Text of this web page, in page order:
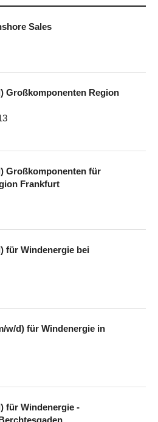
Sales
Großkomponenten Region
Großkomponenten für
Frankfurt
für Windenergie bei
w/d) für Windenergie in
für Windenergie -